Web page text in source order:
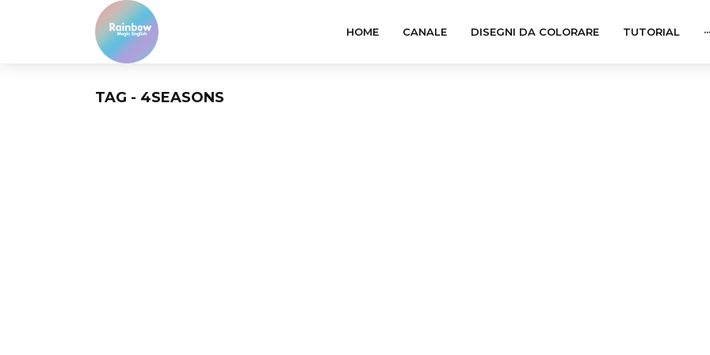
HOME CANALE DISEGNI DA COLORARE TUTORIAL ···
TAG - 4SEASONS